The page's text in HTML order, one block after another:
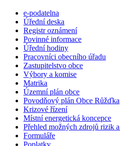
e-podatelna
Úřední deska
Registr oznámení
Povinné informace
Úřední hodiny
Pracovníci obecního úřadu
Zastupitelstvo obce
Výbory a komise
Matrika
Územní plán obce
Povodňový plán Obce Růžďka
Krizové řízení
Místní energetická koncepce
Přehled možných zdrojů rizik
Formuláře
Poplatky